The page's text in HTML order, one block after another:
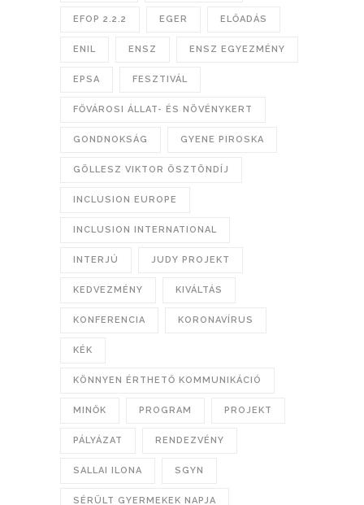
EFOP 2.2.2 EGER ELŐADÁS
ENIL ENSZ ENSZ EGYEZMÉNY
EPSA FESZTIVÁL
FŐVÁROSI ÁLLAT- ÉS NÖVÉNYKERT
GONDNOKSÁG GYENE PIROSKA
GÖLLESZ VIKTOR ÖSZTÖNDÍJ
INCLUSION EUROPE
INCLUSION INTERNATIONAL
INTERJÚ JUDY PROJEKT
KEDVEZMÉNY KIVÁLTÁS
KONFERENCIA KORONAVÍRUS
KÉK
KÖNNYEN ÉRTHETŐ KOMMUNIKÁCIÓ
MINŐK PROGRAM PROJEKT
PÁLYÁZAT RENDEZVÉNY
SALLAI ILONA SGYN
SÉRÜLT GYERMEKEK NAPJA